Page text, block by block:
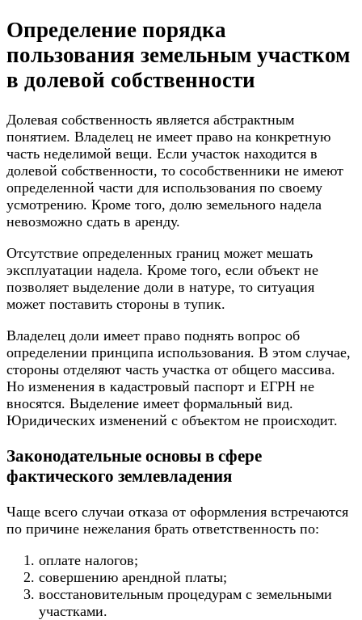
Определение порядка
пользования земельным участком
в долевой собственности
Долевая собственность является абстрактным
понятием. Владелец не имеет право на конкретную
часть неделимой вещи. Если участок находится в
долевой собственности, то сособственники не имеют
определенной части для использования по своему
усмотрению. Кроме того, долю земельного надела
невозможно сдать в аренду.
Отсутствие определенных границ может мешать
эксплуатации надела. Кроме того, если объект не
позволяет выделение доли в натуре, то ситуация
может поставить стороны в тупик.
Владелец доли имеет право поднять вопрос об
определении принципа использования. В этом случае,
стороны отделяют часть участка от общего массива.
Но изменения в кадастровый паспорт и ЕГРН не
вносятся. Выделение имеет формальный вид.
Юридических изменений с объектом не происходит.
Законодательные основы в сфере
фактического землевладения
Чаще всего случаи отказа от оформления встречаются
по причине нежелания брать ответственность по:
оплате налогов;
совершению арендной платы;
восстановительным процедурам с земельными
участками.